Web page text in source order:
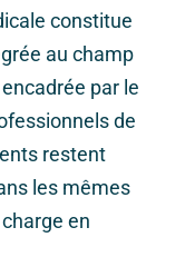
constitue
au champ
par le
de
restent
les mêmes
en